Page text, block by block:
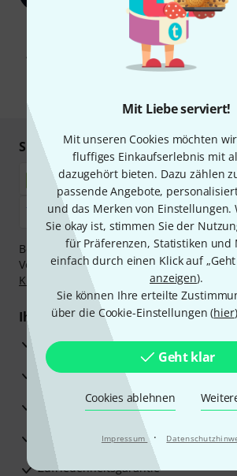
Mit Liebe serviert!
Mit unseren Cookies möchten
fluffiges Einkaufserlebnis mit
dazugehört bieten. Dazu zählen
passende Angebote,
und das Merken von Einstellungen.
Sie okay ist, stimmen Sie der
für Präferenzen, Statistiken und
einfach durch einen Klick auf „Geht
anzeigen).
Sie können Ihre erteilte
über die Cookie-Einstellungen (hier
Geht klar
Cookies ablehnen
Impressum ·
Mit Klick auf „Jetzt anmelden“ stimmen Sie
Werbung und einer Messung des E-Mail-
Abmeldung ist jederzeit möglich. Weitere
unserenDatenschutzhinweisen
Sicher einkaufen & bezahlen
Bezahlen Sie vertraulich und sicher per
Vorkasse, PayPal, Amazon Pay,Klarna
Klarna Ratenzahlung
oder Kreditkarte.
Ihre Vorteile
3 Jahre Thomann Garantie
30 Tage Money-Back-Garantie
Reparaturservice
Beratung durch Fachexperten
Zufriedenheitsgarantie